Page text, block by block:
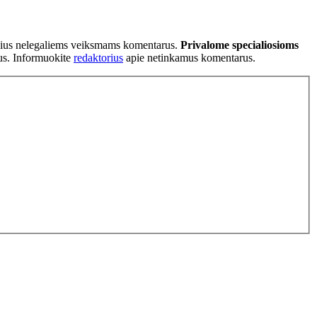
nelegaliems veiksmams komentarus. Privalome specialiosioms
Informuokite redaktorius apie netinkamus komentarus.